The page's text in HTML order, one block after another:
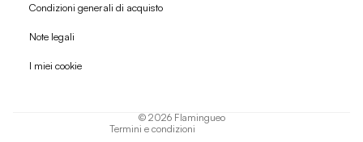
Condizioni generali di acquisto
Note legali
I miei cookie
© 2026 Flamingueo
Termini e condizioni
Politica di rimborso